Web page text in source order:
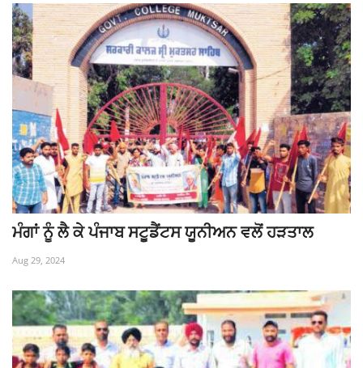
ਮੰਗਾਂ ਨੂੰ ਲੈ ਕੇ ਪੰਜਾਬ ਸਟੂਡੈਂਟਸ ਯੂਨੀਅਨ ਵਲੋਂ ਹੜਤਾਲ
Aug 29, 2024